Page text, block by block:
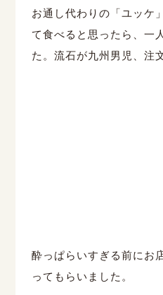
お通し代わりの「ユッケ
て食べると思ったら、一
た。流石が九州男児、注
酔っぱらいすぎる前にお
ってもらいました。